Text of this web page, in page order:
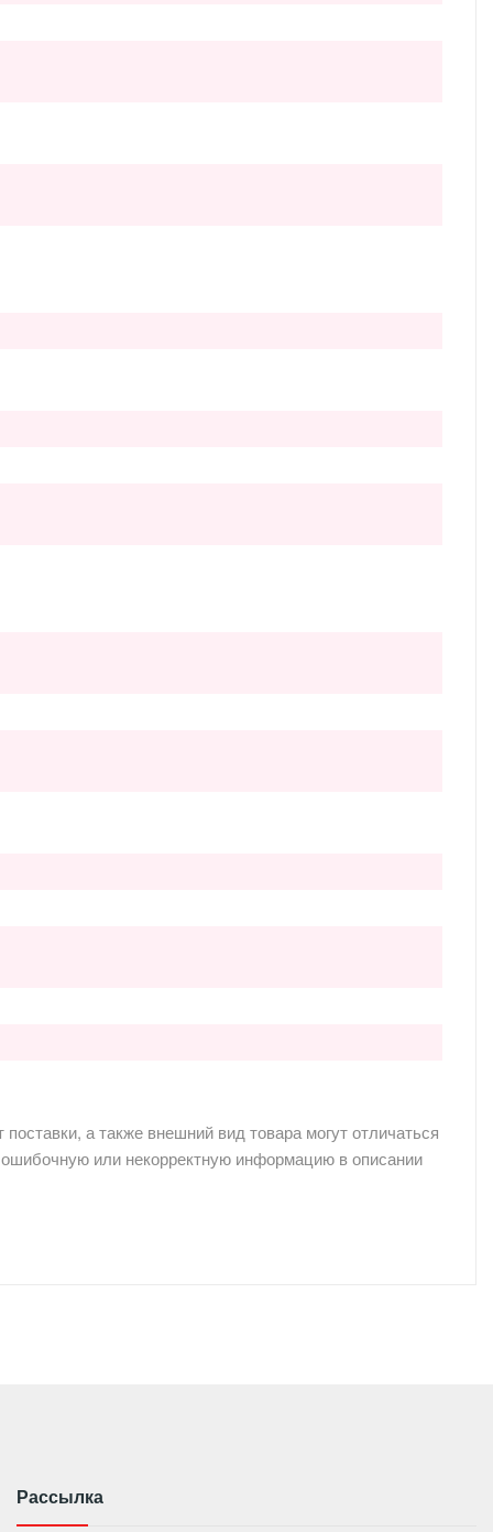
а также внешний вид товара могут отличаться
или некорректную информацию в описании
Рассылка